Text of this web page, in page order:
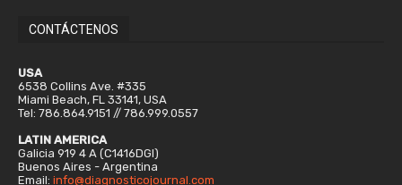
CONTÁCTENOS
USA
6538 Collins Ave. #335
Miami Beach, FL 33141, USA
Tel: 786.864.9151 // 786.999.0557
LATIN AMERICA
Galicia 919 4 A (C1416DGI)
Buenos Aires - Argentina
Email: info@diagnosticojournal.com